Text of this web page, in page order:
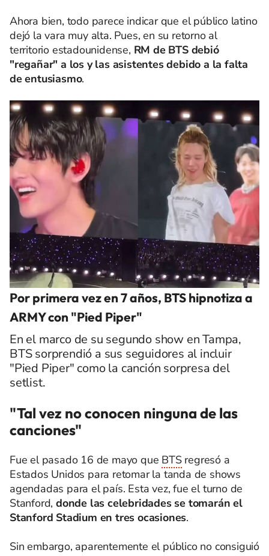
Ahora bien, todo parece indicar que el público latino
dejó la vara muy alta. Pues, en su retorno al
territorio estadounidense, RM de BTS debió
"regañar" a los y las asistentes debido a la falta
de entusiasmo.
Por primera vez en 7 años, BTS hipnotiza a
ARMY con "Pied Piper"
En el marco de su segundo show en Tampa,
BTS sorprendió a sus seguidores al incluir
"Pied Piper" como la canción sorpresa del
setlist.
"Tal vez no conocen ninguna de las
canciones"
Fue el pasado 16 de mayo que BTSregresó a
Estados Unidos para retomar la tanda de shows
agendadas para el país. Esta vez, fue el turno de
Stanford, donde las celebridades se tomarán el
Stanford Stadium en tres ocasiones.
Sin embargo, aparentemente el público no consiguió